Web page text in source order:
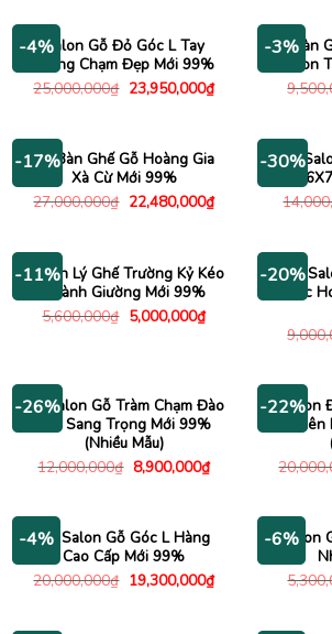
7,450,000₫.
-4%Salon Gỗ Đỏ Góc L Tay
Trứng Chạm Đẹp Mới 99%
25,000,000₫ Giá
gốc
23,950,000₫Giá
hiện
23,950,000₫.
-3%
Bộ Bàn
Salon
-17%
Bộ Bàn Ghế Gỗ Hoàng Gia
Xà Cừ Mới 99%
27,000,000₫ Giá
gốc
22,480,000₫Giá
hiện
22,480,000₫.
-30%
-11%
Thanh Lý Ghế Trường Kỷ Kéo
Thành Giường Mới 99%
5,600,000₫ Giá
gốc
5,000,000₫Giá
hiện
-20%
Bộ
Khắc
-26%
Bộ Salon Gỗ Tràm Chạm Đào
Tay Sang Trọng Mới 99%
(Nhiều Mẫu)
12,000,000₫ Giá
gốc
8,900,000₫Giá
hiện
8,900,000₫.
-22%
Salon
-4%Bộ Salon Gỗ Góc L Hàng
Cao Cấp Mới 99%
20,000,000₫ Giá
gốc
19,300,000₫Giá
hiện
-6%Salon